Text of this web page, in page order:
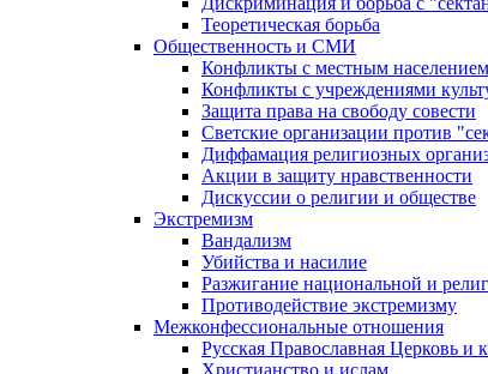
Теоретическая борьба
Общественность и СМИ
Конфликты с местным
Конфликты с учреждениями
Защита права на свободу совести
Светские организации против
Диффамация религиозных
Акции в защиту нравственности
Дискуссии о религии и обществе
Экстремизм
Вандализм
Убийства и насилие
Разжигание национальной и
Противодействие экстремизму
Межконфессиональные отношения
Русская Православная Церковь и